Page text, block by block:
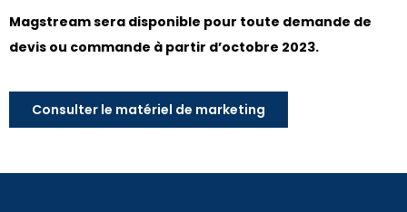
Magstream sera disponible pour toute demande de
devis ou commande à partir d’octobre 2023.
Consulter le matériel de marketing